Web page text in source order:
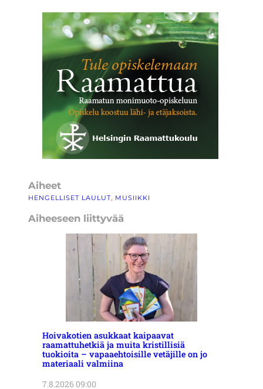
Aiheet
HENGELLISET LAULUT, MUSIIKKI
Aiheeseen liittyvää
Hoivakotien asukkaat kaipaavat
raamattuhetkiä ja muita kristillisiä
tuokioita – vapaaehtoisille vetäjille on jo
materiaali valmiina
7.8.2026 09:00